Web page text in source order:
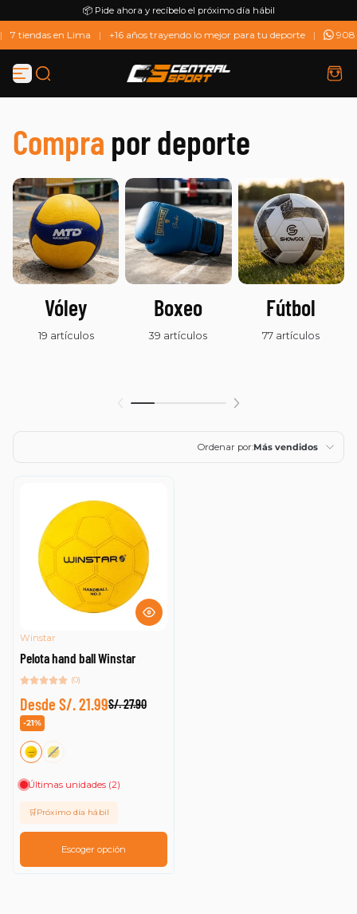
Saltar al contenido📦 Pide ahora y recíbelo el próximo día hábil
7 tiendas en Lima +16 años trayendo lo mejor para tu deporte 908
Compra por deporte
Vóley
19 artículos
Boxeo
39 artículos
Fútbol
77 artículos
Ordenar por:Más vendidos
Winstar
Pelota hand ball Winstar
(0)
Desde S/. 21.99S/. 27.90
-21%
Últimas unidades (2)
🛒Próximo día hábil
Escoger opción